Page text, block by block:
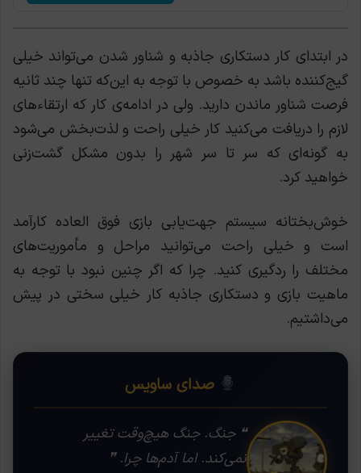
در ابتدای کار دستکاری جاذبه و شناور شدن می‌تواند خیلی
گیج‌کننده باشد به خصوص با توجه به این‌که تنها چند ثانیه
فرصت شناور ماندن دارید. ولی در ادامه‌ی کار که ارتقاء‌های
لازم را دریافت می‌کنید کار خیلی راحت و لذت‌بخش می‌شود
به گونه‌ای که سر تا سر شهر را بدون مشکل گشت‌زنی
خواهید کرد.
خوش‌بختانه سیستم جهت‌یابی بازی فوق العاده کارآمد
است و خیلی راحت می‌توانید مراحل و مأموریت‌های
مختلف را ردگیری کنید. چرا که اگر چنین نبود با توجه به
ماهیت بازی و دستکاری جاذبه کار خیلی سختی در پیش
می‌داشتیم.
صدای ساویس
❝ جنگ. جنگ هیچ‌وقت تغییر
نمی‌کند. اما آدم‌ها چرا. ❞